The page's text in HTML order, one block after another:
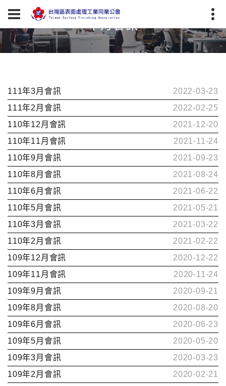
本月會訊
111年3月會訊
2022-03-23
111年2月會訊
2022-02-25
110年12月會訊
2021-12-20
110年11月會訊
2021-11-24
110年9月會訊
2021-09-23
110年8月會訊
2021-08-24
110年6月會訊
2021-06-22
110年5月會訊
2021-05-21
110年3月會訊
2021-03-22
110年2月會訊
2021-02-22
109年12月會訊
2020-12-22
109年11月會訊
2020-11-24
109年9月會訊
2020-09-21
109年8月會訊
2020-08-20
109年6月會訊
2020-06-23
109年5月會訊
2020-05-20
109年3月會訊
2020-03-23
109年2月會訊
2020-02-21